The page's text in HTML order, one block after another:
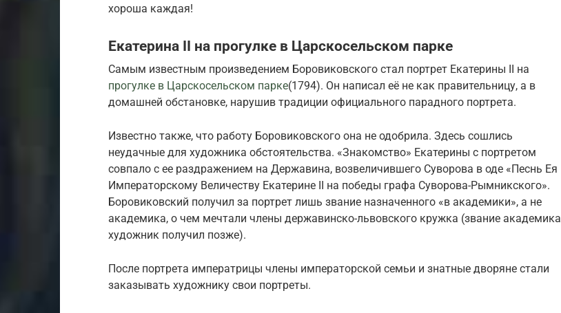
хороша каждая!
Екатерина II на прогулке в Царскосельском парке
Самым известным произведением Боровиковского стал портрет Екатерины II на
прогулке в Царскосельском парке(1794). Он написал её не как правительницу, а в
домашней обстановке, нарушив традиции официального парадного портрета.
Известно также, что работу Боровиковского она не одобрила. Здесь сошлись
неудачные для художника обстоятельства. «Знакомство» Екатерины с портретом
совпало с ее раздражением на Державина, возвеличившего Суворова в оде «Песнь Ея
Императорскому Величеству Екатерине II на победы графа Суворова-Рымникского».
Боровиковский получил за портрет лишь звание назначенного «в академики», а не
академика, о чем мечтали члены державинско-львовского кружка (звание академика
художник получил позже).
После портрета императрицы члены императорской семьи и знатные дворяне стали
заказывать художнику свои портреты.